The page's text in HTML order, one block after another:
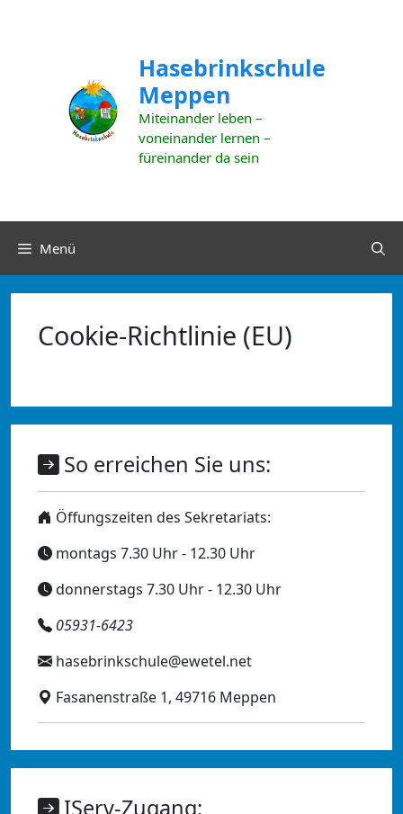
Hasebrinkschule
Meppen
Miteinander leben –
voneinander lernen –
füreinander da sein
Menü
Cookie-Richtlinie (EU)
So erreichen Sie uns:
Öffungszeiten des Sekretariats:
montags 7.30 Uhr - 12.30 Uhr
donnerstags 7.30 Uhr - 12.30 Uhr
05931-6423
hasebrinkschule@ewetel.net
Fasanenstraße 1, 49716 Meppen
IServ-Zugang: